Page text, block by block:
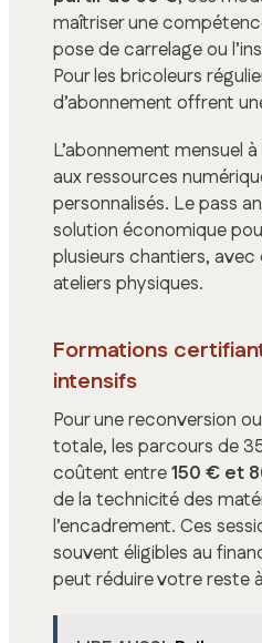
maîtriser une
pose de carrelage ou
Pour les bricoleurs
d’abonnement offrent
L’abonnement mensuel
aux ressources
personnalisés. Le pass
solution économique
plusieurs chantiers,
ateliers physiques.
Formations
intensifs
Pour une reconversion
totale, les parcours de
coûtent entre150 € et
de la technicité des
l’encadrement. Ces
souvent éligibles au
peut réduire votre reste